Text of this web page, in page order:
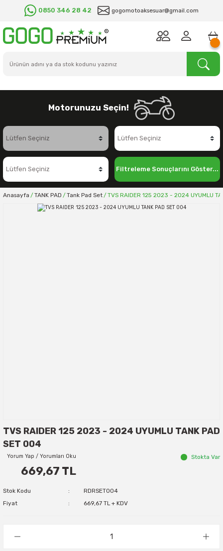
0850 346 28 42 gogomotoaksesuar@gmail.com
Motorunuzu Seçin!
Filtreleme Sonuçlarını Göster...
Anasayfa TANK PAD Tank Pad Set TVS RAIDER 125 2023 - 2024 UYUMLU
TVS RAIDER 125 2023 - 2024 UYUMLU TANK PAD
SET 004
Yorum Yap / Yorumları Oku Stokta Var
669,67 TL
Stok Kodu
RDRSET004
Fiyat
669,67 TL + KDV